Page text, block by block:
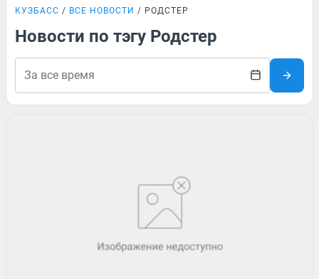
КУЗБАСС ВСЕ НОВОСТИ РОДСТЕР
Новости по тэгу Родстер